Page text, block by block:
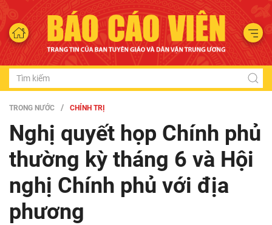
TRONG NƯỚC CHÍNH TRỊ
Nghị quyết họp Chính phủ
thường kỳ tháng 6 và Hội
nghị Chính phủ với địa
phương